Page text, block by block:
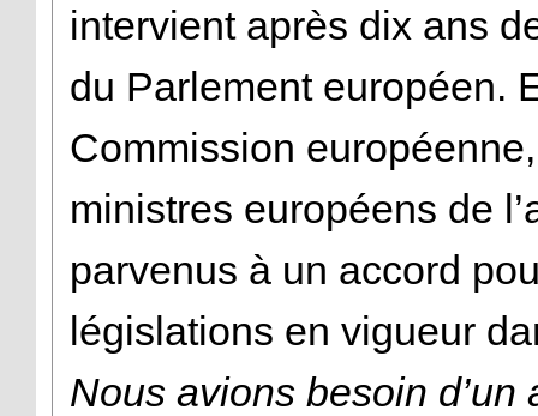
intervient après dix ans
du Parlement européen.
Commission
ministres européens de
parvenus à un accord
législations en vigueur
Nous avions besoin d’un